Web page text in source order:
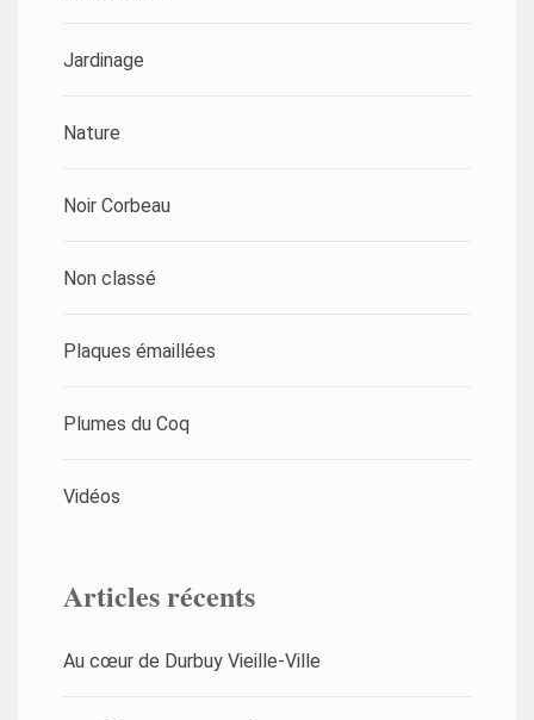
Jardinage
Nature
Noir Corbeau
Non classé
Plaques émaillées
Plumes du Coq
Vidéos
Articles récents
Au cœur de Durbuy Vieille-Ville